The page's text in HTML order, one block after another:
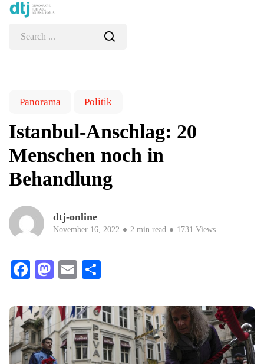
Panorama Politik
Istanbul-Anschlag: 20
Menschen noch in
Behandlung
dtj-online
November 16, 2022 2 min read 1731 Views
Facebook
Mastodon
Email